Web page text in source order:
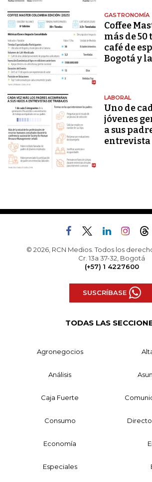
GASTRONOMÍA
Coffee
más de
café de
Bogotá y
LABORAL
Uno de
jóvenes
a sus
© 2026, RCN Medios. Todos los
Cr. 13a 37-32, Bogotá
(+57) 1 4227600
SUSCRÍBASE
TODAS LAS
Agronegocios
Análisis
Caja Fuerte
Consumo
Economía
Especiales